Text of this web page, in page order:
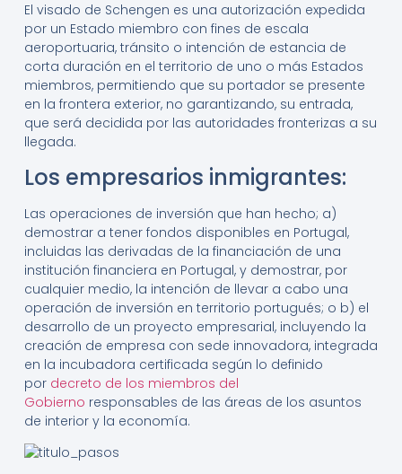
El visado de Schengen es una autorización expedida
por un Estado miembro con fines de escala
aeroportuaria, tránsito o intención de estancia de
corta duración en el territorio de uno o más Estados
miembros, permitiendo que su portador se presente
en la frontera exterior, no garantizando, su entrada,
que será decidida por las autoridades fronterizas a su
llegada.
Los empresarios inmigrantes:
Las operaciones de inversión que han hecho; a)
demostrar a tener fondos disponibles en Portugal,
incluidas las derivadas de la financiación de una
institución financiera en Portugal, y demostrar, por
cualquier medio, la intención de llevar a cabo una
operación de inversión en territorio portugués; o b) el
desarrollo de un proyecto empresarial, incluyendo la
creación de empresa con sede innovadora, integrada
en la incubadora certificada según lo definido
por decreto de los miembros del
Gobierno responsables de las áreas de los asuntos
de interior y la economía.